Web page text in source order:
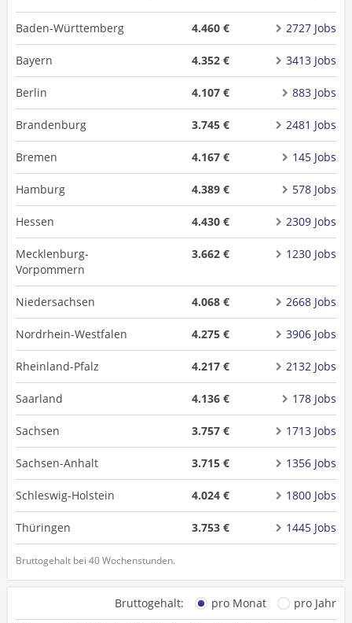
Baden-Württemberg 4.460 € 2727 Jobs
Bayern 4.352 € 3413 Jobs
Berlin 4.107 € 883 Jobs
Brandenburg 3.745 € 2481 Jobs
Bremen 4.167 € 145 Jobs
Hamburg 4.389 € 578 Jobs
Hessen 4.430 € 2309 Jobs
Mecklenburg-
Vorpommern
3.662 € 1230 Jobs
Niedersachsen 4.068 € 2668 Jobs
Nordrhein-Westfalen 4.275 € 3906 Jobs
Rheinland-Pfalz 4.217 € 2132 Jobs
Saarland 4.136 € 178 Jobs
Sachsen 3.757 € 1713 Jobs
Sachsen-Anhalt 3.715 € 1356 Jobs
Schleswig-Holstein 4.024 € 1800 Jobs
Thüringen 3.753 € 1445 Jobs
Bruttogehalt bei 40 Wochenstunden.
Bruttogehalt: pro Monat
pro Jahr